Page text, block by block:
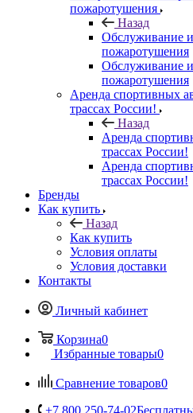
пожаротушения
Назад
Обслуживание и
пожаротушения
Обслуживание и
пожаротушения
Аренда спортивных
трассах России!
Назад
Аренда
трассах России!
Аренда
трассах России!
Бренды
Как купить
Назад
Как купить
Условия оплаты
Условия доставки
Контакты
Личный кабинет
Корзина0
Избранные товары0
Сравнение товаров0
+7 800 250-74-02